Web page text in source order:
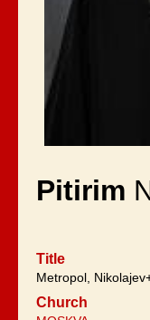
Pitirim
Title
Metropol,
Church